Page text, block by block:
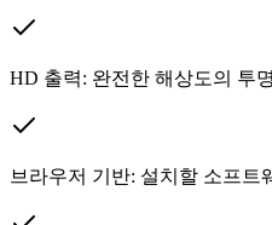
HD 출력: 완전한 해상도의 투
브라우저 기반: 설치할 소프트